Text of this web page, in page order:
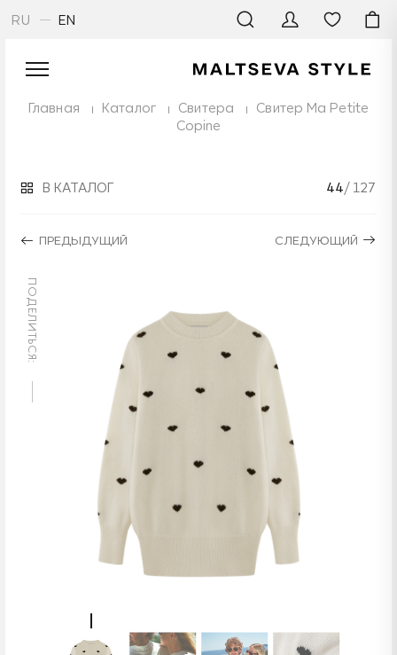
RU EN
Главная Каталог Свитера
Свитер Ma Petite
Copine
В КАТАЛОГ
ПРЕДЫДУЩИЙ
44/ 127
СЛЕДУЮЩИЙ
ПОДЕЛИТЬСЯ: